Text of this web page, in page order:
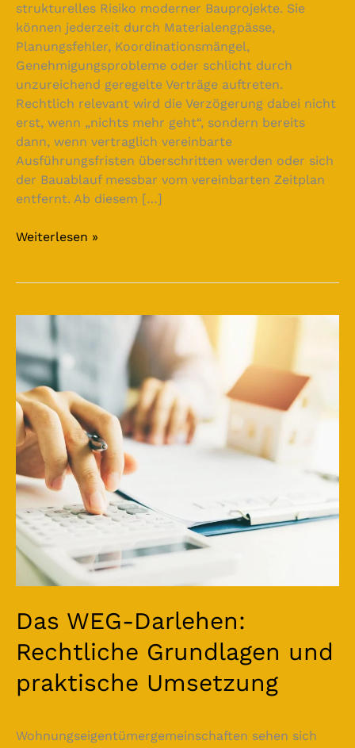
strukturelles Risiko moderner Bauprojekte. Sie
können jederzeit durch Materialengpässe,
Planungsfehler, Koordinationsmängel,
Genehmigungsprobleme oder schlicht durch
unzureichend geregelte Verträge auftreten.
Rechtlich relevant wird die Verzögerung dabei nicht
erst, wenn „nichts mehr geht“, sondern bereits
dann, wenn vertraglich vereinbarte
Ausführungsfristen überschritten werden oder sich
der Bauablauf messbar vom vereinbarten Zeitplan
entfernt. Ab diesem […]
Weiterlesen »
Das WEG-Darlehen:
Rechtliche Grundlagen und
praktische Umsetzung
Wohnungseigentümergemeinschaften sehen sich
WEG-
Darlehen:
Rechtliche
Grundlagen
und
praktische
Umsetzung